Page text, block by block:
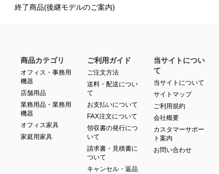
終了商品(後継モデルのご案内)
商品カテゴリ
オフィス・事務用
機器
店舗用品
業務用品・業務用
機器
オフィス家具
家庭用家具
ご利用ガイド
ご注文方法
送料・配送につい
て
お支払いについて
FAX注文について
領収書の発行につ
いて
請求書・見積書に
ついて
キャンセル・返品
当サイトについ
て
当サイトについて
サイトマップ
ご利用規約
会社概要
カスタマーサポー
ト案内
お問い合わせ